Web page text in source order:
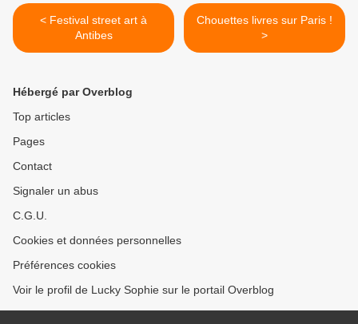
< Festival street art à
Antibes
Chouettes livres sur Paris !
>
Hébergé par Overblog
Top articles
Pages
Contact
Signaler un abus
C.G.U.
Cookies et données personnelles
Préférences cookies
Voir le profil de Lucky Sophie sur le portail Overblog